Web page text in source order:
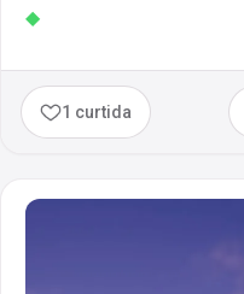
◆
1 curtida